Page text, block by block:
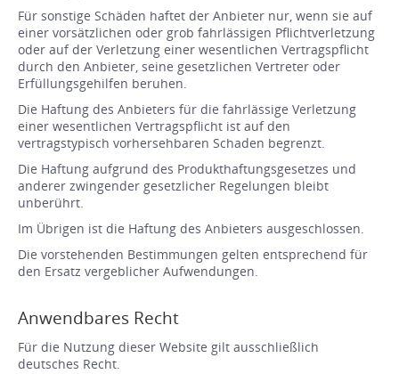
Für sonstige Schäden haftet der Anbieter nur, wenn sie auf
einer vorsätzlichen oder grob fahrlässigen Pflichtverletzung
oder auf der Verletzung einer wesentlichen Vertragspflicht
durch den Anbieter, seine gesetzlichen Vertreter oder
Erfüllungsgehilfen beruhen.
Die Haftung des Anbieters für die fahrlässige Verletzung
einer wesentlichen Vertragspflicht ist auf den
vertragstypisch vorhersehbaren Schaden begrenzt.
Die Haftung aufgrund des Produkthaftungsgesetzes und
anderer zwingender gesetzlicher Regelungen bleibt
unberührt.
Im Übrigen ist die Haftung des Anbieters ausgeschlossen.
Die vorstehenden Bestimmungen gelten entsprechend für
den Ersatz vergeblicher Aufwendungen.
Anwendbares Recht
Für die Nutzung dieser Website gilt ausschließlich
deutsches Recht.